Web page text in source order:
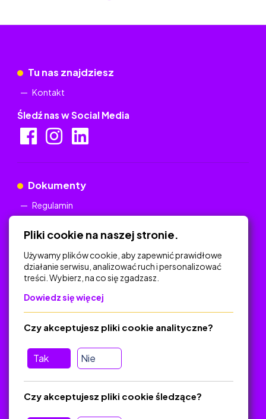
Tu nas znajdziesz
Kontakt
Śledź nas w Social Media
Dokumenty
Regulamin
Na skróty
Polityka Prywatności
Regulamin
O platformie
Baza materiałów dydaktycznych
Jak zostać autorem
FAQ
Pliki cookie na naszej stronie.
Używamy plików cookie, aby zapewnić prawidłowe
działanie serwisu, analizować ruch i personalizować
treści. Wybierz, na co się zgadzasz.
Dowiedz się więcej
Tak Nie
Czy akceptujesz pliki cookie analityczne?
Czy akceptujesz pliki cookie śledzące?